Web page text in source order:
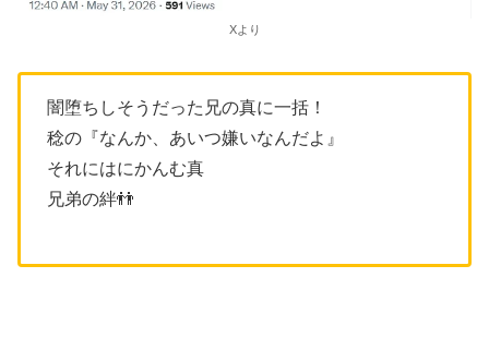
Xより
闇堕ちしそうだった兄の真に一括！
稔の『なんか、あいつ嫌いなんだよ』
それにはにかんむ真
兄弟の絆👬